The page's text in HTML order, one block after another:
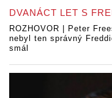
DVANÁCT LET S
ROZHOVOR | Peter
nebyl ten správný
smál